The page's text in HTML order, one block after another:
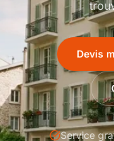
Devis
Service